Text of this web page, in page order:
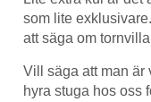
som lite
att säga om
Vill säga att man är
hyra stuga hos oss